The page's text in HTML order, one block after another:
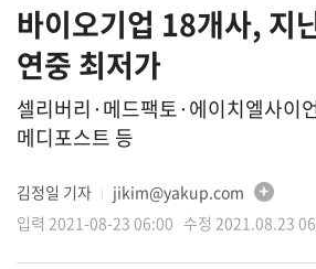
바이오기업 18개사, 지
연중 최저가
셀리버리·메드팩토·에이치엘사이
메디포스트 등
김정일 기자
jikim@yakup.com
입력 2021-08-23 06:00 수정 2021.08.23